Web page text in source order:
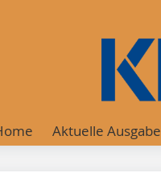
Aktuelle Ausgabe